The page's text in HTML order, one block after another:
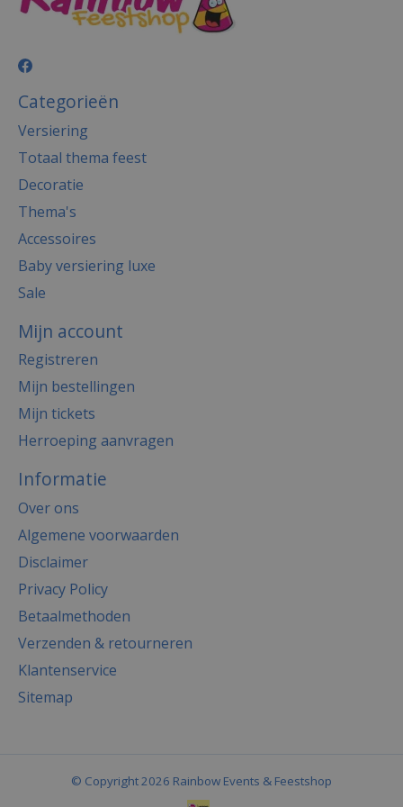
Categorieën
Versiering
Totaal thema feest
Decoratie
Thema's
Accessoires
Baby versiering luxe
Sale
Mijn account
Registreren
Mijn bestellingen
Mijn tickets
Herroeping aanvragen
Informatie
Over ons
Algemene voorwaarden
Disclaimer
Privacy Policy
Betaalmethoden
Verzenden & retourneren
Klantenservice
Sitemap
© Copyright 2026 Rainbow Events & Feestshop